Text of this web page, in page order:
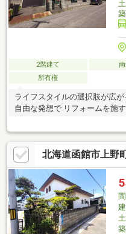
2階建て
所有権
ライフスタイルの選択肢が広
自由な発想で リフォームを施
北海道函館市上野